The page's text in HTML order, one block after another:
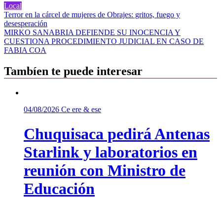
Local
Navegación
de
entradas
Terror en la cárcel de mujeres de Obrajes: gritos, fuego y
desesperación
MIRKO SANABRIA DEFIENDE SU INOCENCIA Y
CUESTIONA PROCEDIMIENTO JUDICIAL EN CASO DE
FABIA COA
Tambíen te puede interesar
04/08/2026 Ce ere & ese
Chuquisaca pedirá Antenas
Starlink y laboratorios en
reunión con Ministro de
Educación